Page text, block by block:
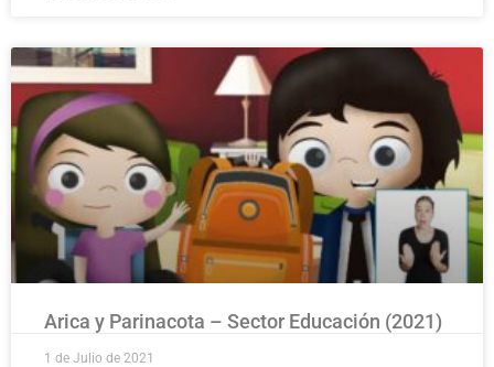
Arica y Parinacota – Sector Educación (2021)
1 de Julio de 2021